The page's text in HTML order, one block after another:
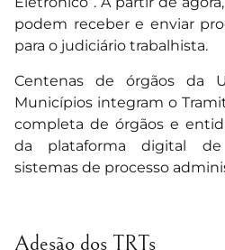
podem receber e enviar
para o judiciário trabalhista.
Centenas de órgãos da
Municípios integram o
completa de órgãos e
da plataforma digital de
sistemas de processo
Adesão dos TRTs